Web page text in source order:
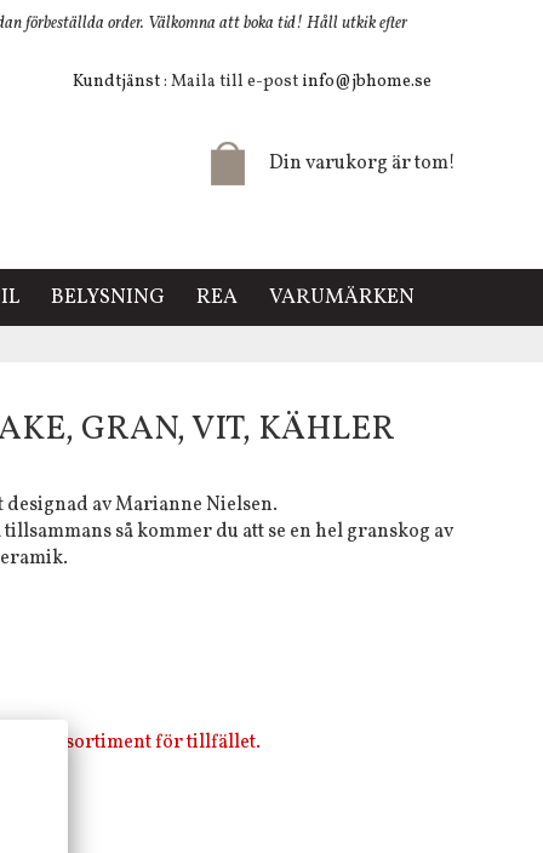
förbeställda order. Välkomna att boka tid! Håll utkik efter
Kundtjänst: Maila till e-post info@jbhome.se
Din varukorg är tom!
BELYSNING REA VARUMÄRKEN
GRAN, VIT, KÄHLER
av Marianne Nielsen.
så kommer du att se en hel granskog av
i vårt sortiment för tillfället.